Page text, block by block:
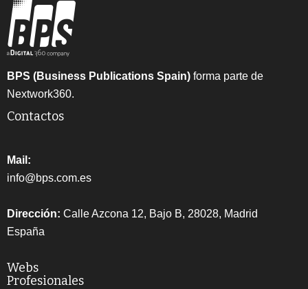
BPS (Business Publications Spain) forma parte de
Nextwork360.
Contactos
Mail:
info@bps.com.es
Dirección: Calle Azcona 12, Bajo B, 28028, Madrid
España
Webs
Profesionales